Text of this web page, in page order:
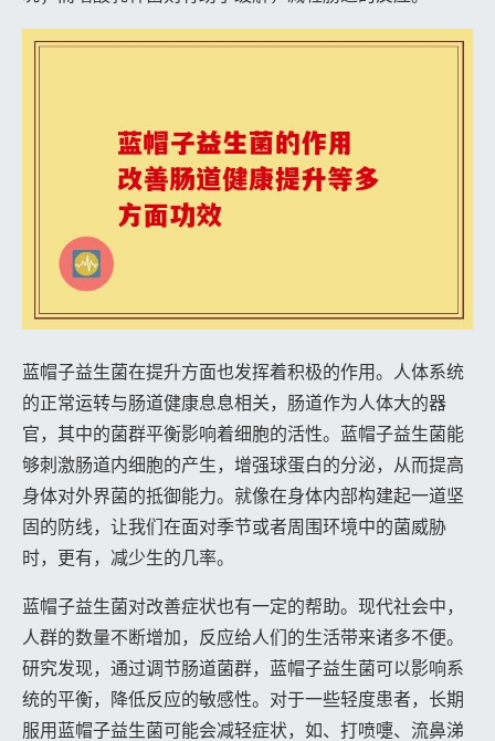
蓝帽子益生菌在提升方面也发挥着积极的作用。人体系统
的正常运转与肠道健康息息相关，肠道作为人体大的器
官，其中的菌群平衡影响着细胞的活性。蓝帽子益生菌能
够刺激肠道内细胞的产生，增强球蛋白的分泌，从而提高
身体对外界菌的抵御能力。就像在身体内部构建起一道坚
固的防线，让我们在面对季节或者周围环境中的菌威胁
时，更有，减少生的几率。
蓝帽子益生菌对改善症状也有一定的帮助。现代社会中，
人群的数量不断增加，反应给人们的生活带来诸多不便。
研究发现，通过调节肠道菌群，蓝帽子益生菌可以影响系
统的平衡，降低反应的敏感性。对于一些轻度患者，长期
服用蓝帽子益生菌可能会减轻症状，如、打喷嚏、流鼻涕